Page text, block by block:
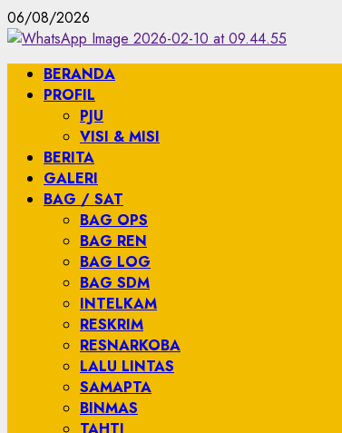
Skip
to
content
06/08/2026
Primary
Menu
BERANDA
PROFIL
PJU
VISI & MISI
BERITA
GALERI
BAG / SAT
BAG OPS
BAG REN
BAG LOG
BAG SDM
INTELKAM
RESKRIM
RESNARKOBA
LALU LINTAS
SAMAPTA
BINMAS